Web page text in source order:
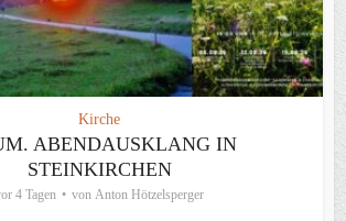
Kirche
ABENDAUSKLANG IN
STEINKIRCHEN
4 Tagen von Anton Hötzelsperger